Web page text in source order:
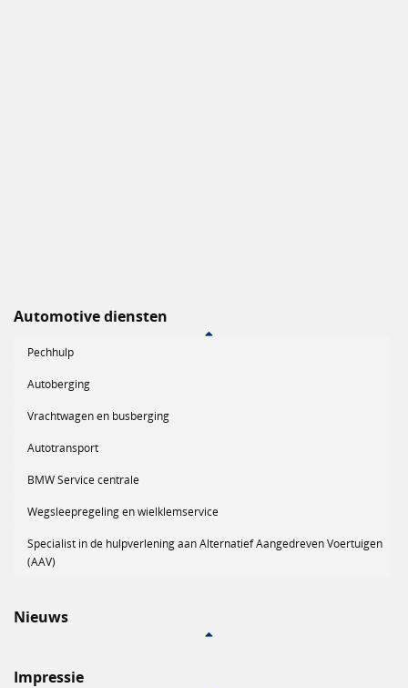
Automotive diensten
Pechhulp
Autoberging
Vrachtwagen en busberging
Autotransport
BMW Service centrale
Wegsleepregeling en wielklemservice
Specialist in de hulpverlening aan Alternatief Aangedreven Voertuigen
(AAV)
Nieuws
Impressie